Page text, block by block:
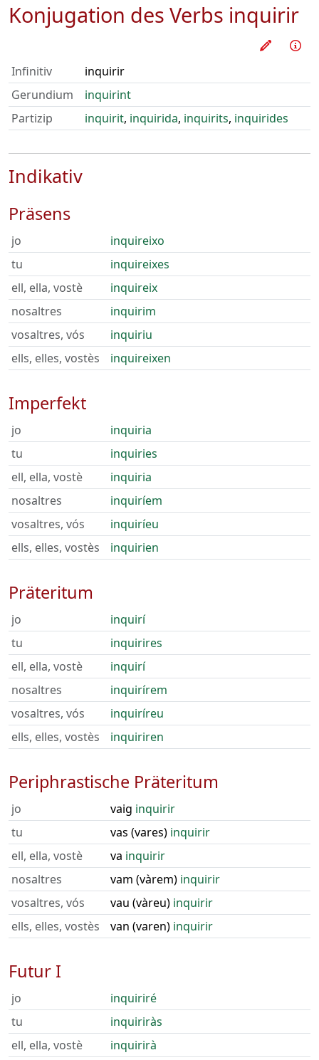
Konjugation des Verbs inquirir
Verb
Infinitiv
inquirir
Gerundium
inquirint
Partizip
inquirit, inquirida, inquirits, inquirides
Indikativ
Präsens
jo
inquireixo
tu
inquireixes
ell, ella, vostè
inquireix
nosaltres
inquirim
vosaltres, vós
inquiriu
ells, elles, vostès
inquireixen
Imperfekt
jo
inquiria
tu
inquiries
ell, ella, vostè
inquiria
nosaltres
inquiríem
vosaltres, vós
inquiríeu
ells, elles, vostès
inquirien
Präteritum
jo
inquirí
tu
inquirires
ell, ella, vostè
inquirí
nosaltres
inquirírem
vosaltres, vós
inquiríreu
ells, elles, vostès
inquiriren
Periphrastische Präteritum
jo vaig inquirir
tu
vas (vares) inquirir
ell, ella, vostè
va inquirir
nosaltres
vam (vàrem) inquirir
vosaltres, vós
vau (vàreu) inquirir
ells, elles, vostès
van (varen) inquirir
Futur I
jo
inquiriré
tu
inquiriràs
ell, ella, vostè
inquirirà